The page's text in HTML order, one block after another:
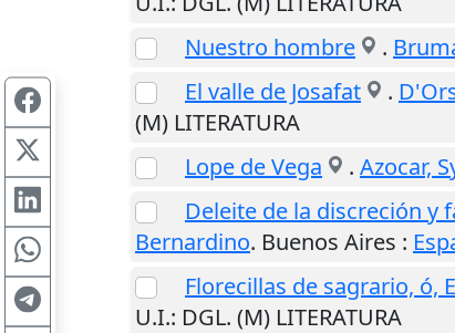
Nuestro hombre
.
El valle de Josafat
.
(M) LITERATURA
Lope de Vega
. Azocar,
Deleite de la discreción y
Bernardino. Buenos Aires :
Florecillas de sagrario, ó,
U.I.: DGL. (M) LITERATURA